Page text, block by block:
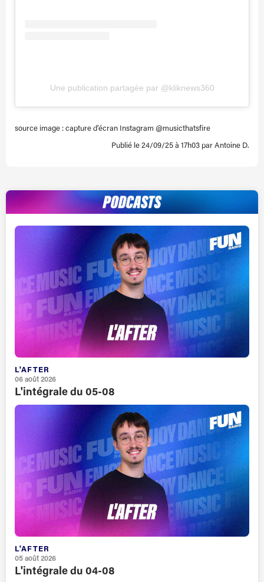
Une publication partagée par @kliknews360
source image : capture d’écran Instagram @musicthatsfire
Publié le 24/09/25 à 17h03 par Antoine D.
L'AFTER
06 août 2026
L'intégrale du 05-08
L'AFTER
05 août 2026
L'intégrale du 04-08